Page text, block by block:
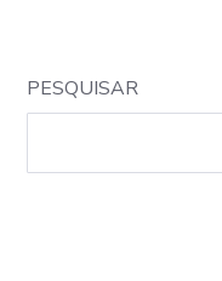
PESQUISAR